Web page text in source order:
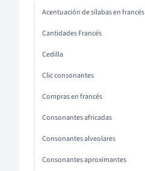
Acentuación de sílabas en francés
Cantidades Francés
Cedilla
Clic consonantes
Compras en francés
Consonantes africadas
Consonantes alveolares
Consonantes aproximantes